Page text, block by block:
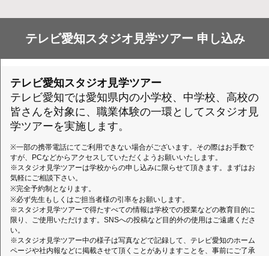
テレビ愛知スタジオ見学ツアー 申し込み
テレビ愛知スタジオ見学ツアー
テレビ愛知では愛知県内の小学校、中学校、高校の
皆さんを対象に、職業体験の一環としてスタジオ見
学ツアーを実施します。
※一部の携帯電話にてご利用できない場合がございます。その際はお手数で
すが、PCなどからアクセスしていただくようお願いいたします。
※スタジオ見学ツアーは学校からの申し込みに限らせて頂きます。まずはお
気軽にご相談下さい。
※完全予約制となります。
※必ず先生もしくはご担当者様の引率をお願いします。
※スタジオ見学ツアーで得たすべての情報は学校での授業などの教育目的に
限り、ご使用いただけます。SNSへの投稿など目的外の使用はご遠慮くださ
い。
※スタジオ見学ツアー中の様子は写真などで記録して、テレビ愛知のホーム
ページや社内報などに掲載させて頂くことがありますことを、事前にご了承